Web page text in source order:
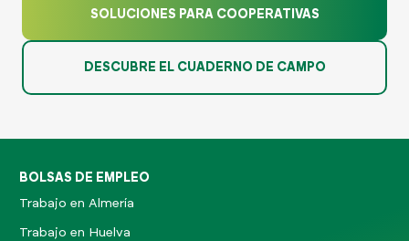
SOLUCIONES PARA COOPERATIVAS
DESCUBRE EL CUADERNO DE CAMPO
BOLSAS DE EMPLEO
Trabajo en Almería
Trabajo en Huelva